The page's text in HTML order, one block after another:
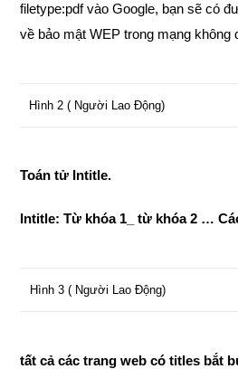
filetype:pdf vào Google, bạn sẽ có
về bảo mật WEP trong mạng không
Hình 2 ( Người Lao Động)
Toán tử Intitle.
Intitle: Từ khóa 1_ từ khóa 2 …
Hình 3 ( Người Lao Động)
tất cả các trang web có titles bắt